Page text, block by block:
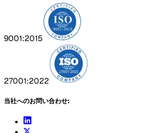
9001:2015
27001:2022
当社へのお問い合わせ: